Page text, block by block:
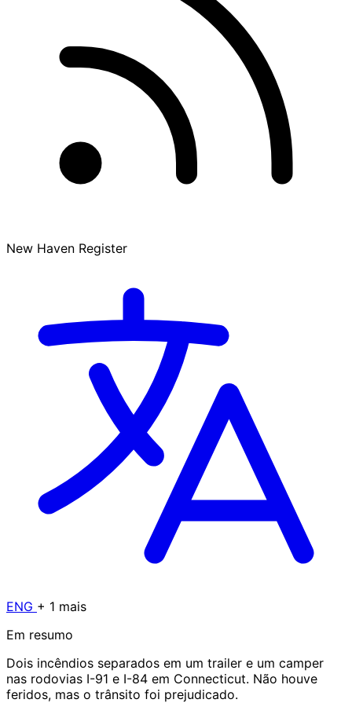
New Haven Register
ENG + 1 mais
Em resumo
Dois incêndios separados em um trailer e um camper
nas rodovias I-91 e I-84 em Connecticut. Não houve
feridos, mas o trânsito foi prejudicado.